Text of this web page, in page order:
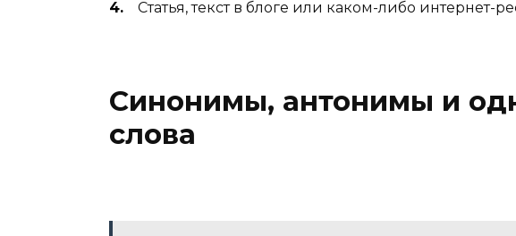
Статья, текст в блоге или каком-либо интернет-
Синонимы, антонимы и
слова